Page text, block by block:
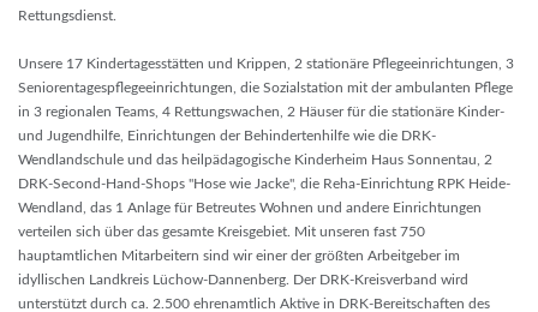
Rettungsdienst.
Unsere 17 Kindertagesstätten und Krippen, 2 stationäre Pflegeeinrichtungen, 3
Seniorentagespflegeeinrichtungen, die Sozialstation mit der ambulanten Pflege
in 3 regionalen Teams, 4 Rettungswachen, 2 Häuser für die stationäre Kinder-
und Jugendhilfe, Einrichtungen der Behindertenhilfe wie die DRK-
Wendlandschule und das heilpädagogische Kinderheim Haus Sonnentau, 2
DRK-Second-Hand-Shops "Hose wie Jacke", die Reha-Einrichtung RPK Heide-
Wendland, das 1 Anlage für Betreutes Wohnen und andere Einrichtungen
verteilen sich über das gesamte Kreisgebiet. Mit unseren fast 750
hauptamtlichen Mitarbeitern sind wir einer der größten Arbeitgeber im
idyllischen Landkreis Lüchow-Dannenberg. Der DRK-Kreisverband wird
unterstützt durch ca. 2.500 ehrenamtlich Aktive in DRK-Bereitschaften des